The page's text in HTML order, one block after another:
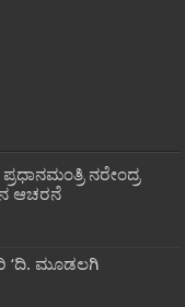
ನರೇಂದ್ರ
ಆಚರನೆ
ಮೂಡಲಗಿ